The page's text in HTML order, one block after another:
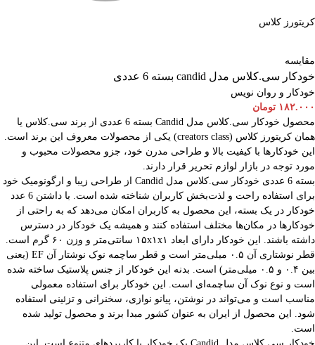
کریتورز کلاس
مقایسه
خودکار سی.کلاس مدل candid بسته 6 عددی
خودکار و روان نویس
۱۸۲.۰۰۰ تومان
محصول خودکار سی.کلاس مدل Candid بسته 6 عددی از برند سی.کلاس یا
همان کریتورز کلاس (creators class) یکی از محصولات معروف این برند است.
این خودکارها با کیفیت بالا و طراحی مدرن خود، جزو محصولات محبوب و
مورد توجه در بازار لوازم تحریر قرار دارند.
بسته 6 عددی خودکار سی.کلاس مدل Candid از طراحی زیبا و ارگونومیک خود
برای استفاده راحت و لذت‌بخش کاربران شناخته شده است. با داشتن 6 عدد
خودکار در یک بسته، این محصول به کاربران امکان می‌دهد که به راحتی از
خودکارها در مکان‌ها مختلف استفاده کنند و همیشه یک خودکار در دسترس
داشته باشند. این خودکار دارای ابعاد ۱۵x۱x۱ سانتی‌متر و وزن ۶۰ گرم است.
قطر نوشتاری آن ۰.۵ میلی‌متر است و قطر ساچمه نوک نوشتار آن EF (یعنی
بین ۰.۴ و ۰.۵ میلی‌متر) است. بدنه این خودکار از جنس پلاستیک ساخته شده
است و نوع نوک آن ساچمه‌ای است. این خودکار برای استفاده معمولی
مناسب است و می‌تواند در نوشتن، پیانو نوازی، سخنرانی و تزئینی استفاده
شود. این محصول از ایران به عنوان کشور مبدا برند و محصول تولید شده
است.